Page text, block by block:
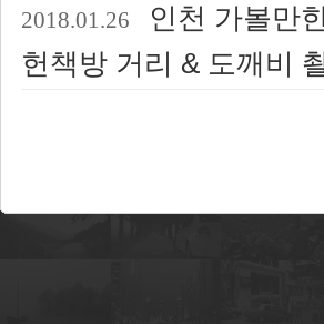
2018.01.26
인천 가볼만
헌책방 거리 & 도깨비